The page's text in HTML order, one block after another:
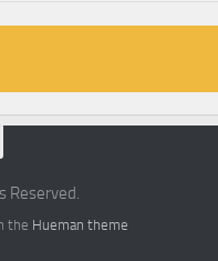
Reserved.
the Hueman theme